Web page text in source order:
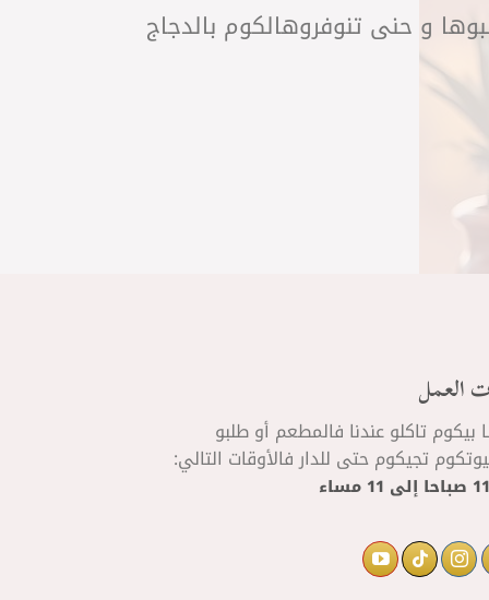
و حنى تنوفروهالكوم بالدجاج
العمل
بيكوم تاكلو عندنا فالمطعم أو طلبو
تجيكوم حتى للدار فالأوقات التالي:
إلى